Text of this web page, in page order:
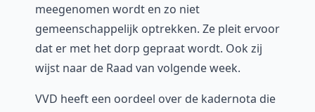
meegenomen wordt en zo niet
gemeenschappelijk optrekken. Ze pleit ervoor
dat er met het dorp gepraat wordt. Ook zij
wijst naar de Raad van volgende week.
VVD heeft een oordeel over de kadernota die